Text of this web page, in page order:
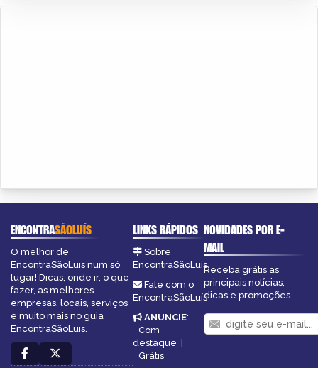
ENCONTRASÃOLUÍS
O melhor de
EncontraSãoLuis num só
lugar! Dicas, onde ir, o que
fazer, as melhores
empresas, locais, serviços
e muito mais no guia
EncontraSãoLuis.
LINKS RÁPIDOS
Sobre
EncontraSãoLuís
Fale com o
EncontraSãoLuís
ANUNCIE:
Com
destaque |
Grátis
NOVIDADES POR E-
MAIL
Receba grátis as
principais notícias,
dicas e promoções